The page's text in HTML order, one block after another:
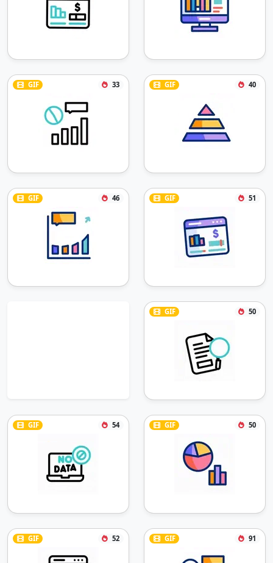
GIF 33 GIF 40
GIF 46 GIF 51
GIF 50
GIF 54 GIF 50
GIF 52 GIF 91